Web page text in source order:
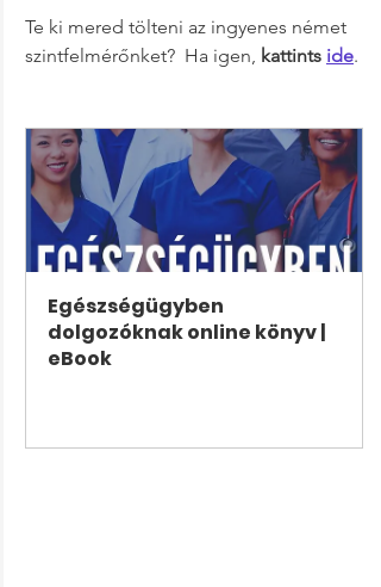
Te ki mered tölteni az ingyenes német
szintfelmérőnket?  Ha igen, kattints ide.
Egészségügyben
dolgozóknak online könyv |
eBook